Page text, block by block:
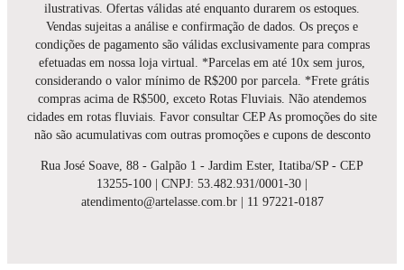
ilustrativas. Ofertas válidas até enquanto durarem os estoques.
Vendas sujeitas a análise e confirmação de dados. Os preços e
condições de pagamento são válidas exclusivamente para compras
efetuadas em nossa loja virtual. *Parcelas em até 10x sem juros,
considerando o valor mínimo de R$200 por parcela. *Frete grátis
compras acima de R$500, exceto Rotas Fluviais. Não atendemos
cidades em rotas fluviais. Favor consultar CEP As promoções do site
não são acumulativas com outras promoções e cupons de desconto
Rua José Soave, 88 - Galpão 1 - Jardim Ester, Itatiba/SP - CEP
13255-100 | CNPJ: 53.482.931/0001-30 |
atendimento@artelasse.com.br | 11 97221-0187